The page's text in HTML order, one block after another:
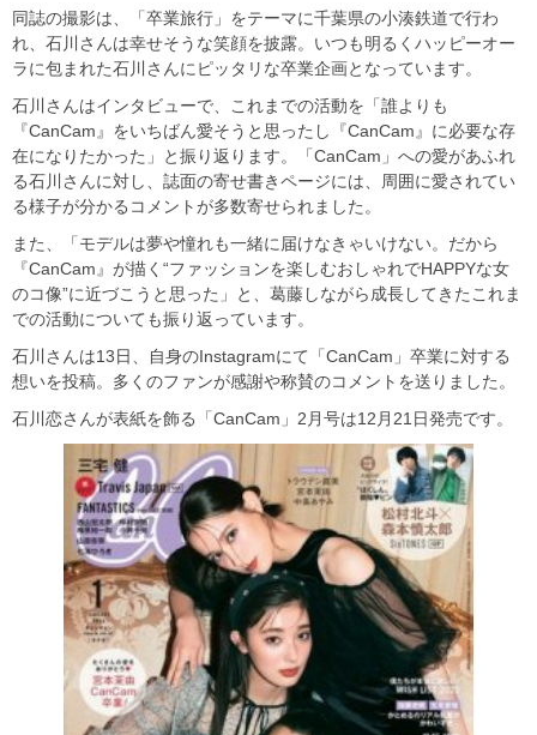
同誌の撮影は、「卒業旅行」をテーマに千葉県の小湊鉄道で行わ
れ、石川さんは幸せそうな笑顔を披露。いつも明るくハッピーオー
ラに包まれた石川さんにピッタリな卒業企画となっています。
石川さんはインタビューで、これまでの活動を「誰よりも
『CanCam』をいちばん愛そうと思ったし『CanCam』に必要な存
在になりたかった」と振り返ります。「CanCam」への愛があふれ
る石川さんに対し、誌面の寄せ書きページには、周囲に愛されてい
る様子が分かるコメントが多数寄せられました。
また、「モデルは夢や憧れも一緒に届けなきゃいけない。だから
『CanCam』が描く“ファッションを楽しむおしゃれでHAPPYな女
のコ像”に近づこうと思った」と、葛藤しながら成長してきたこれま
での活動についても振り返っています。
石川さんは13日、自身のInstagramにて「CanCam」卒業に対する
想いを投稿。多くのファンが感謝や称賛のコメントを送りました。
石川恋さんが表紙を飾る「CanCam」2月号は12月21日発売です。